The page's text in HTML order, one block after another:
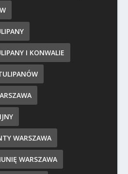
I KONWALIE
WARSZAWA
WARSZAWA